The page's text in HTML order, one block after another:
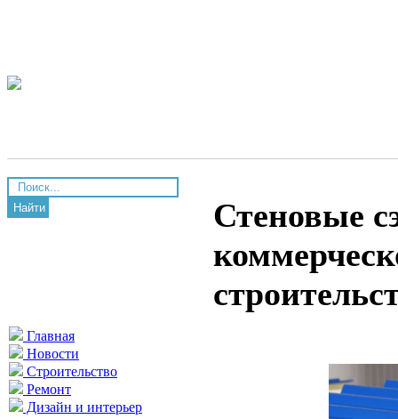
Найти
Главная
Новости
Строительство
Ремонт
Дизайн и интерьер
Стеновые